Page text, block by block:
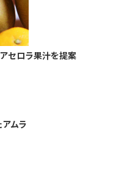
セロラ果汁を提案
ムラ